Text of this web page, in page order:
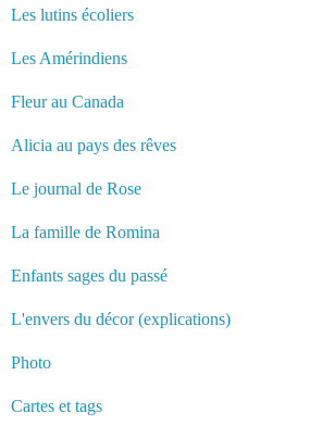
Les lutins écoliers
Les Amérindiens
Fleur au Canada
Alicia au pays des rêves
Le journal de Rose
La famille de Romina
Enfants sages du passé
L'envers du décor (explications)
Photo
Cartes et tags